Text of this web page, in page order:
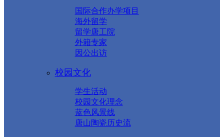
国际合作办学项目
海外留学
留学唐工院
外籍专家
因公出访
校园文化
学生活动
校园文化理念
蓝色风景线
唐山陶瓷历史流